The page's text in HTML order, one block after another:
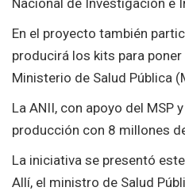
En el proyecto también
producirá los kits para
Ministerio de Salud Pública
La ANII, con apoyo del MSP
producción con 8 millones
La iniciativa se presentó
Allí, el ministro de Salud